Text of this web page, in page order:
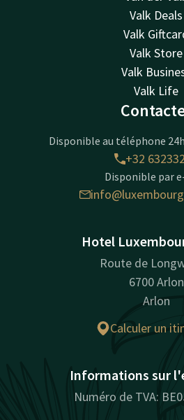
Valk Deals
Valk
Valk Store
Valk
Valk Life
Disponible au téléphone
+32
Disponible par
Hotel
Route de
6700 Arlon
Arlon
Calculer un
Informations sur
Numéro de TVA: